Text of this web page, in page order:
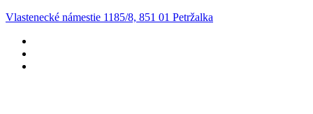
Vlastenecké námestie 1185/8, 851 01 Petržalka